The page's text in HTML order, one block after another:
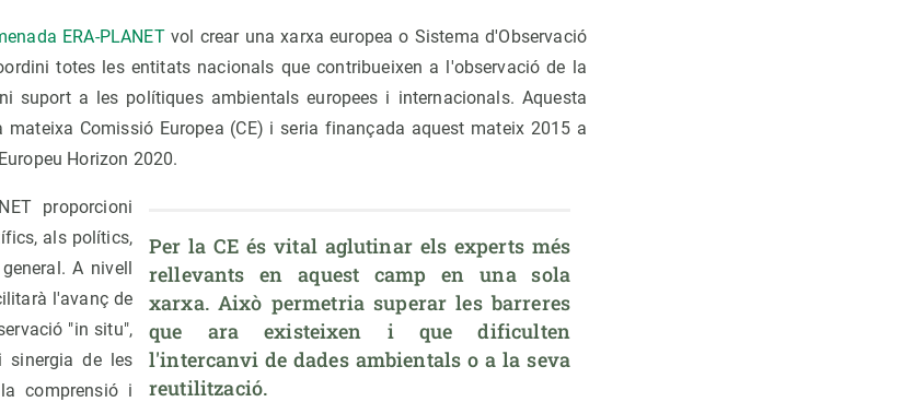
ERA-PLANETvol crear una xarxa europea o Sistema d'Observació
totes les entitats nacionals que contribueixen a l'observació de la
suport a les polítiques ambientals europees i internacionals. Aquesta
Comissió Europea (CE) i seria finançada aquest mateix 2015 a
Horizon 2020.
Per la CE és vital aglutinar els experts més
rellevants en aquest camp en una sola
xarxa. Això permetria superar les barreres
que ara existeixen i que dificulten
l'intercanvi de dades ambientals o a la seva
reutilització.
proporcioni
als polítics,
A nivell
l'avanç de
"in situ",
sinergia de les
comprensió i